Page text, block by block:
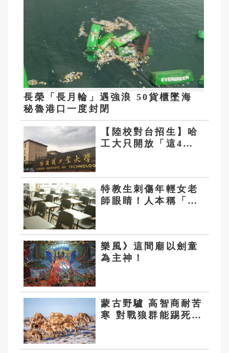
長榮「長月輪」遇強浪 50貨櫃墜海
秘魯港口一度封閉
【陸校對台招生】哈
工大只開放「這4
特教生刺傷年輕女老
師眼睛！人本稱「應
樂風》這間廟以劍童
為主神！
蒙古野驢 高智商耐苦
寒 對戰狼群能踢死狼